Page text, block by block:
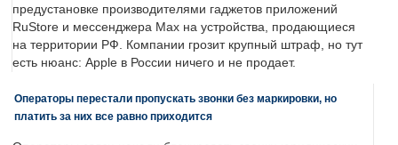
предустановке производителями гаджетов приложений
RuStore и мессенджера Max на устройства, продающиеся
на территории РФ. Компании грозит крупный штраф, но тут
есть нюанс: Apple в России ничего и не продает.
Операторы перестали пропускать звонки без маркировки, но
платить за них все равно приходится